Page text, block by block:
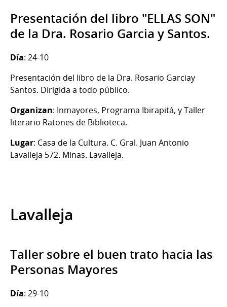
Presentación del libro "ELLAS SON"
de la Dra. Rosario Garcia y Santos.
Día: 24-10
Presentación del libro de la Dra. Rosario Garciay
Santos. Dirigida a todo público.
Organizan: Inmayores, Programa Ibirapitá, y Taller
literario Ratones de Biblioteca.
Lugar: Casa de la Cultura. C. Gral. Juan Antonio
Lavalleja 572. Minas. Lavalleja.
Lavalleja
Taller sobre el buen trato hacia las
Personas Mayores
Día: 29-10